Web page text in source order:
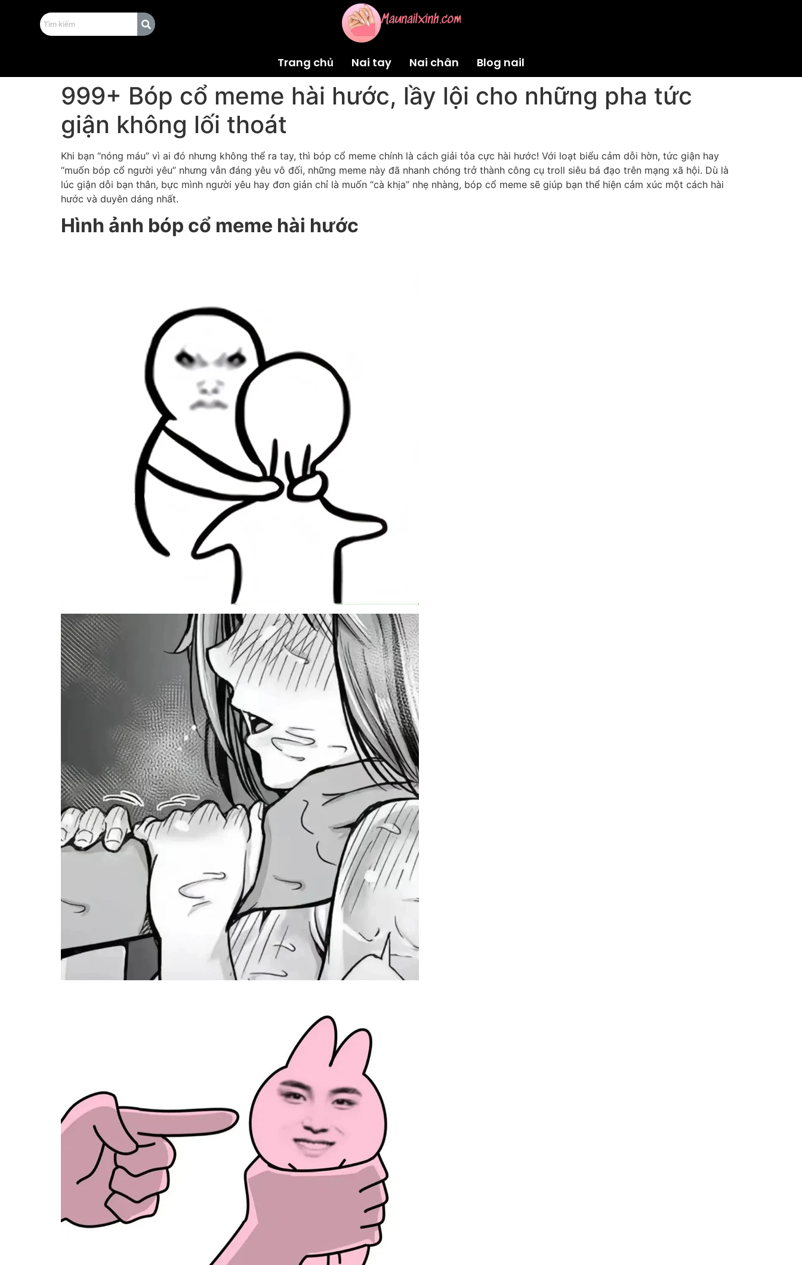
Trang chủ Nai tay Nai chân Blog nail
999+ Bóp cổ meme hài hước, lầy lội cho những pha tức
giận không lối thoát
Khi bạn “nóng máu” vì ai đó nhưng không thể ra tay, thì bóp cổ meme chính là cách giải tỏa cực hài hước! Với loạt biểu cảm dỗi hờn, tức giận hay
“muốn bóp cổ người yêu” nhưng vẫn đáng yêu vô đối, những meme này đã nhanh chóng trở thành công cụ troll siêu bá đạo trên mạng xã hội. Dù là
lúc giận dỗi bạn thân, bực mình người yêu hay đơn giản chỉ là muốn “cà khịa” nhẹ nhàng, bóp cổ meme sẽ giúp bạn thể hiện cảm xúc một cách hài
hước và duyên dáng nhất.
Hình ảnh bóp cổ meme hài hước